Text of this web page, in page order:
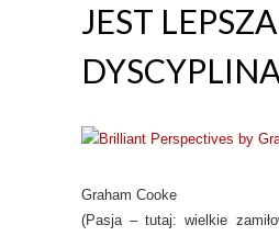
JEST
Graham Cooke
(Pasja – tutaj: wielkie